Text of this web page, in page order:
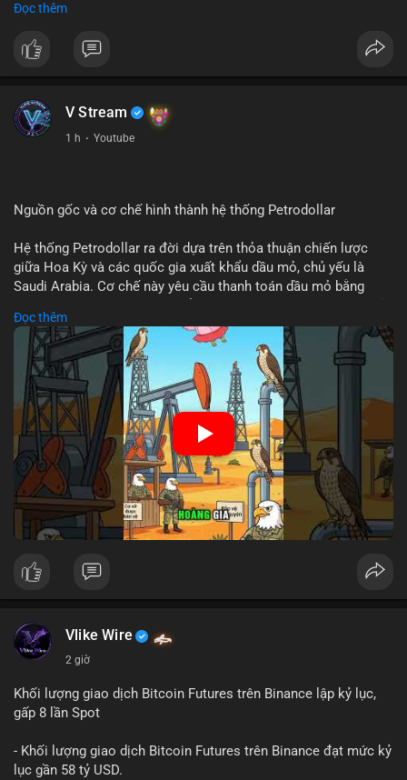
hút 754 triệu USD.
Nhà đầu tư nên thận trọng khi tâm lý sợ hãi đang chiếm ưu
Xem chi tiết các bài viết đầy đủ tại dòng thời gian của Vlike.vn!
📰 Nguồn: CoinDesk
Đọc thêm
V Stream
1 h · Youtube
Nguồn gốc và cơ chế hình thành hệ thống Petrodollar
Hệ thống Petrodollar ra đời dựa trên thỏa thuận chiến lược
giữa Hoa Kỳ và các quốc gia xuất khẩu dầu mỏ, chủ yếu là
Saudi Arabia. Cơ chế này yêu cầu thanh toán dầu mỏ bằng
đồng tiền này trong thương mại quốc tế. Sự thống trị của
Petrodollar đóng vai trò then chốt trong việc củng cố sức
mạnh tài chính Mỹ và ảnh hưởng trực tiếp đến dòng vốn toàn
cầu.
🎥 Xem video trực tiếp tại:
Nguồn: Cú Thông Thái
Đọc thêm
Vlike Wire
2 giờ
Khối lượng giao dịch Bitcoin Futures trên Binance lập kỷ lục,
gấp 8 lần Spot
- Khối lượng giao dịch Bitcoin Futures trên Binance đạt mức kỷ
lục gần 58 tỷ USD.